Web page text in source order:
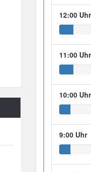
12:00 Uhr
11:00 Uhr
10:00 Uhr
9:00 Uhr